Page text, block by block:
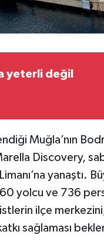
yeterli değil
Muğla’nın
Discovery,
yanaştı.
yolcu ve 736
ilçe merkezini,
sağlaması